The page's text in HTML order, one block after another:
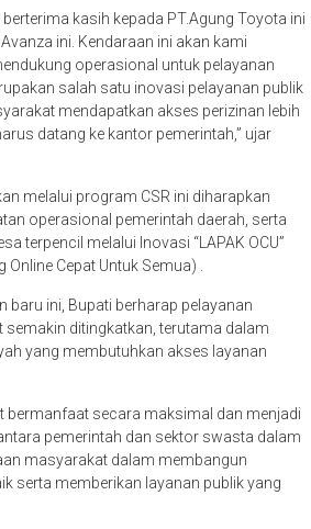
kasih kepada PT.Agung Toyota ini
ini. Kendaraan ini akan kami
operasional untuk pelayanan
salah satu inovasi pelayanan publik
mendapatkan akses perizinan lebih
datang ke kantor pemerintah,” ujar
melalui program CSR ini diharapkan
operasional pemerintah daerah, serta
terpencil melalui Inovasi “LAPAK OCU”
Cepat Untuk Semua) .
baru ini, Bupati berharap pelayanan
ditingkatkan, terutama dalam
yang membutuhkan akses layanan
bermanfaat secara maksimal dan menjadi
pemerintah dan sektor swasta dalam
masyarakat dalam membangun
serta memberikan layanan publik yang